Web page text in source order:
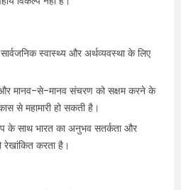
स्वास्थ्य और अर्थव्यवस्था के लिए
मानव-से-मानव संचरण को सक्षम करने के
से महामारी हो सकती है।
के साथ भारत का अनुभव सतर्कता और
रेखांकित करता है।